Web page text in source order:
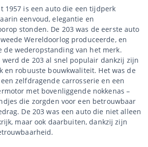
1957 is een auto die een tijdperk
eenvoud, elegantie en
stonden. De 203 was de eerste auto
Wereldoorlog produceerde, en
de wederopstanding van het merk.
werd de 203 al snel populair dankzij zijn
en robuuste bouwkwaliteit. Het was de
zelfdragende carrosserie en een
met bovenliggende nokkenas –
die zorgden voor een betrouwbaar
De 203 was een auto die niet alleen
maar ook daarbuiten, dankzij zijn